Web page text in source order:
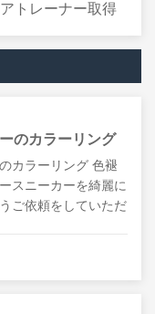
トレーナー取得
のカラーリング
カラーリング 色褪
スニーカーを綺麗に
ご依頼をしていただ